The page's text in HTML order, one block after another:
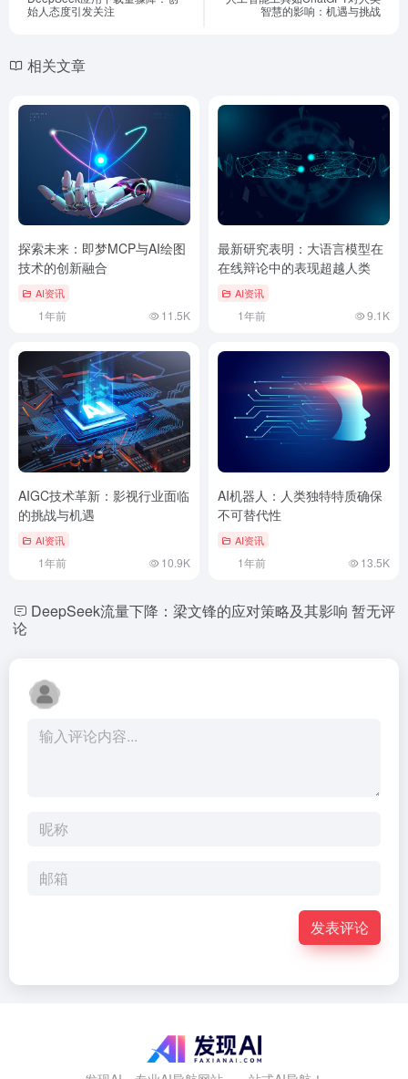
始人态度引发关注
智慧的影响：机遇与挑战
相关文章
探索未来：即梦MCP与AI绘图
技术的创新融合
AI资讯
1年前 11.5K
最新研究表明：大语言模型在
在线辩论中的表现超越人类
AI资讯
1年前 9.1K
AIGC技术革新：影视行业面临
的挑战与机遇
AI资讯
1年前 10.9K
AI机器人：人类独特特质确保
不可替代性
AI资讯
1年前 13.5K
DeepSeek流量下降：梁文锋的应对策略及其影响 暂无评
论
发表评论